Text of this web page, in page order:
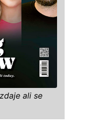
ali se